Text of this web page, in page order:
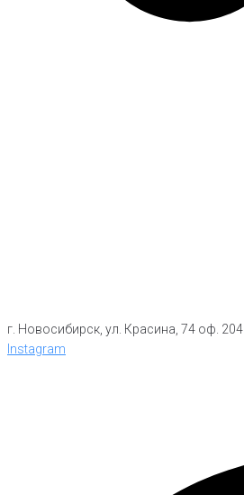
г. Новосибирск, ул. Красина, 74 оф. 204
Instagram